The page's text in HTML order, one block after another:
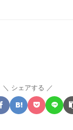
シェアする